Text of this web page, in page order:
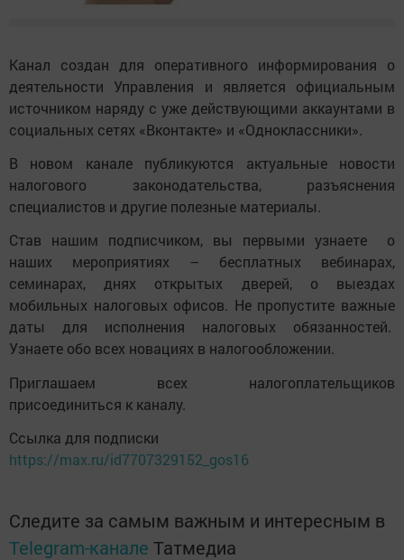
Канал создан для оперативного информирования о
деятельности Управления и является официальным
источником наряду с уже действующими аккаунтами в
социальных сетях «Вконтакте» и «Одноклассники».
В новом канале публикуются актуальные новости
налогового законодательства, разъяснения
специалистов и другие полезные материалы.
Став нашим подписчиком, вы первыми узнаете о
наших мероприятиях – бесплатных вебинарах,
семинарах, днях открытых дверей, о выездах
мобильных налоговых офисов. Не пропустите важные
даты для исполнения налоговых обязанностей.
Узнаете обо всех новациях в налогообложении.
Приглашаем всех налогоплательщиков
присоединиться к каналу.
Ссылка для подписки
https://max.ru/id7707329152_gos16
Следите за самым важным и интересным в
Telegram-канале Татмедиа